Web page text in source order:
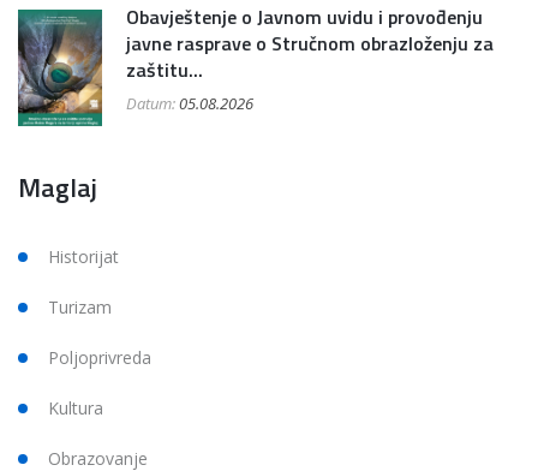
Obavještenje o Javnom uvidu i provođenju
javne rasprave o Stručnom obrazloženju za
zaštitu...
Datum:05.08.2026
Maglaj
Historijat
Turizam
Poljoprivreda
Kultura
Obrazovanje